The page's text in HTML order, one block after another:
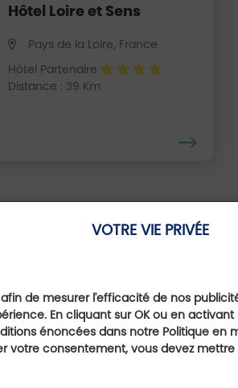
VOTRE VIE PRIVÉE
de mesurer l'efficacité de nos
En cliquant sur OK ou en
énoncées dans notre Politique en
votre consentement, vous devez
Hôtel Loire et Sens
Pays de la Loire, France
Hôtel Partenaire
Distance : 39 Km
Nos offres